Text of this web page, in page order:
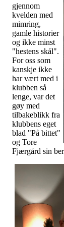
gjennom
kvelden med
mimring,
gamle historier
og ikke minst
"hestens skål".
For oss som
kanskje ikke
har vært med i
klubben så
lenge, var det
gøy med
tilbakeblikk fra
klubbens eget
blad "På bittet"
og Tore
Fjærgård sin